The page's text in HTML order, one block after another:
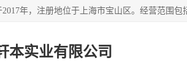
本实业有限公司